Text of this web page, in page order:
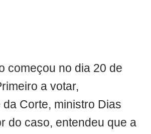
começou no dia 20 de
a votar,
Corte, ministro Dias
do caso, entendeu que a